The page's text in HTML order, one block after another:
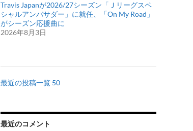
Travis Japanが2026/27シーズン「Ｊリーグスペ
シャルアンバサダー」に就任、「On My Road」
がシーズン応援曲に
2026年8月3日
最近の投稿一覧 50
最近のコメント